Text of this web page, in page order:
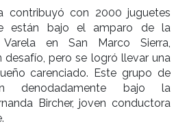
contribuyó con 2000 juguetes
están bajo el amparo de la
Varela en San Marco Sierra,
desafío, pero se logró llevar una
carenciado. Este grupo de
denodadamente bajo la
Bircher, joven conductora